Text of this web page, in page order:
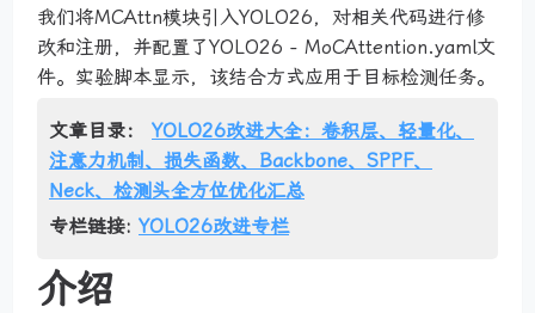
我们将MCAttn模块引入YOLO26，对相关代码进行修
改和注册，并配置了YOLO26 - MoCAttention.yaml文
件。实验脚本显示，该结合方式应用于目标检测任务。
文章目录： YOLO26改进大全：卷积层、轻量化、
注意力机制、损失函数、Backbone、SPPF、
Neck、检测头全方位优化汇总
专栏链接: YOLO26改进专栏
介绍